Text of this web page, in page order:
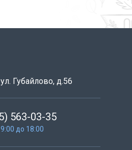
Губайлово, д.56
563-03-35
до 18:00